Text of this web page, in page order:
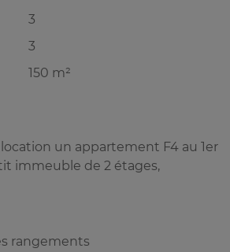
3
3
150 m²
un appartement F4 au 1er
immeuble de 2 étages,
rangements